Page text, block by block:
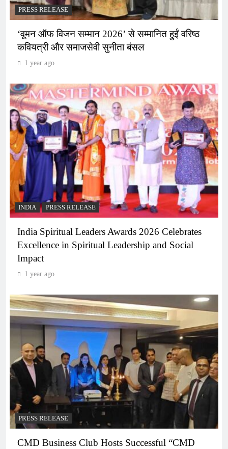
PRESS RELEASE
‘वूमन ऑफ विजन सम्मान 2026’ से सम्मानित हुईं वरिष्ठ
कवियत्री और समाजसेवी सुनीता बंसल
1 year ago
INDIA PRESS RELEASE
India Spiritual Leaders Awards 2026 Celebrates
Excellence in Spiritual Leadership and Social
Impact
1 year ago
PRESS RELEASE
CMD Business Club Hosts Successful “CMD